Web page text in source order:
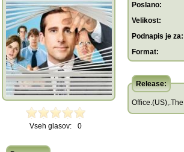
Vseh glasov: 0
Poslano:
Velikost:
Podnapis je za:
Format:
Release: